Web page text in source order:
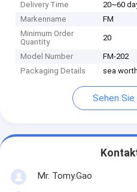
Delivery Time
20~60
Markenname
FM
Minimum Order
Quantity
20
Model Number
FM-202
Packaging Details
sea
Sehen Sie
Mr. Tomy.Gao